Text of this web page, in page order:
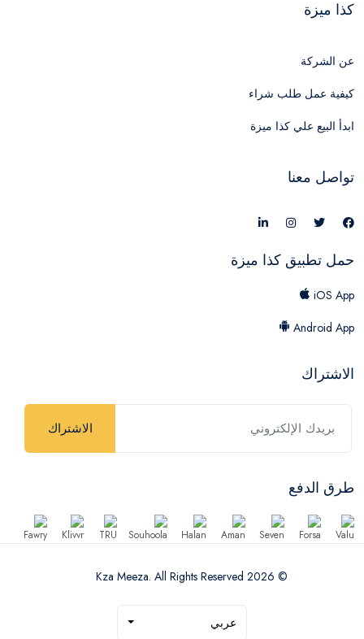
كذا ميزة
عن الشركة
كيفية عمل طلب شراء
ابدأ البيع علي كذا ميزة
تواصل معنا
حمل تطبيق كذا ميزة
iOS App
Android App
الاشتراك
الاشتراك
طرق الدفع
© 2026 Kza Meeza. All Rights Reserved
عربي